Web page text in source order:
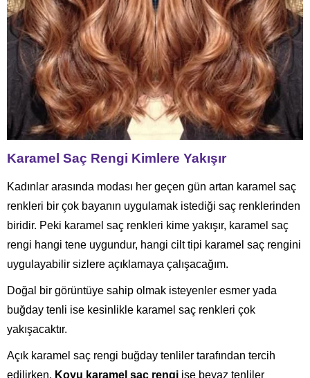
Karamel Saç Rengi Kimlere Yakışır
Kadınlar arasında modası her geçen gün artan karamel saç
renkleri bir çok bayanın uygulamak istediği saç renklerinden
biridir. Peki karamel saç renkleri kime yakışır, karamel saç
rengi hangi tene uygundur, hangi cilt tipi karamel saç rengini
uygulayabilir sizlere açıklamaya çalışacağım.
Doğal bir görüntüye sahip olmak isteyenler esmer yada
buğday tenli ise kesinlikle karamel saç renkleri çok
yakışacaktır.
Açık karamel saç rengi buğday tenliler tarafından tercih
edilirken. Koyu karamel saç rengi ise beyaz tenliler